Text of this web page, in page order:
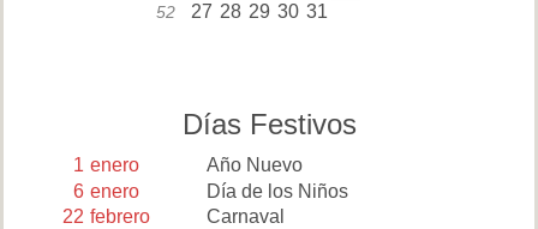
52 27 28 29 30 31
Días Festivos
1 enero
Año Nuevo
6 enero
Día de los Niños
22 febrero
Carnaval